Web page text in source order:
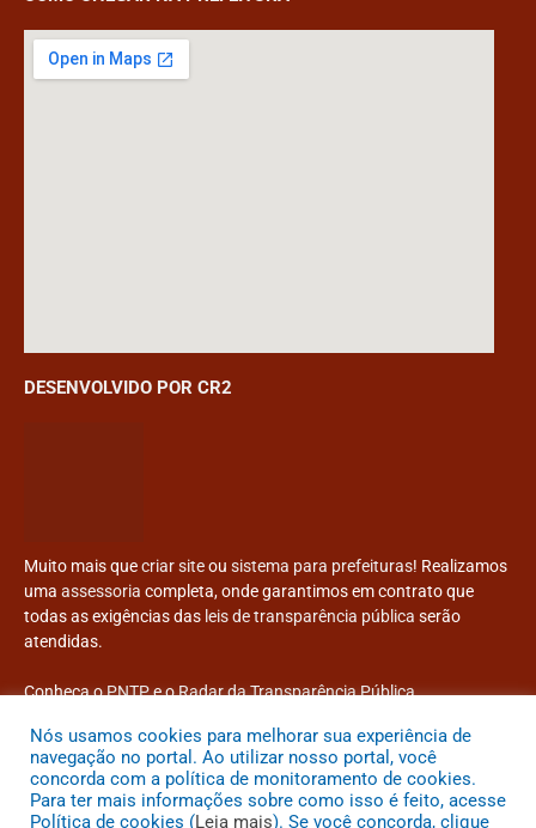
DESENVOLVIDO POR CR2
Muito mais que criar site sistema para prefeituras
! Realizamos
assessoria
completa, onde garantimos em contrato que
todas as exigências das leis de transparência pública
serão
atendidas.
Conheça o Radar da Transparência Pública
Todos os direitos reservados a Prefeitura Municipal de Congonhinhas
Nós usamos cookies para melhorar sua experiência de
navegação no portal. Ao utilizar nosso portal, você
concorda com a política de monitoramento de cookies.
Para ter mais informações sobre como isso é feito, acesse
Política de cookies (Leia mais). Se você concorda, clique